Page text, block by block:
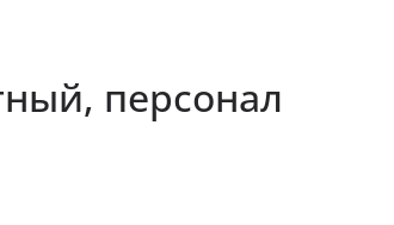
персонал